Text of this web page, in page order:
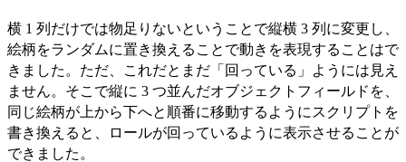
横 1 列だけでは物足りないということで縦横 3 列に変更し、
絵柄をランダムに置き換えることで動きを表現することはで
きました。ただ、これだとまだ「回っている」ようには見え
ません。そこで縦に 3 つ並んだオブジェクトフィールドを、
同じ絵柄が上から下へと順番に移動するようにスクリプトを
書き換えると、ロールが回っているように表示させることが
できました。